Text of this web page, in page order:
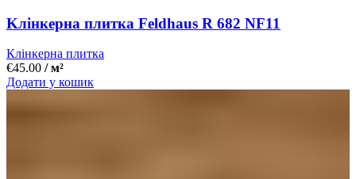
Kлінкерна плитка Feldhaus R 682 NF11
Клінкерна плитка
€45.00 / м²
Додати у кошик